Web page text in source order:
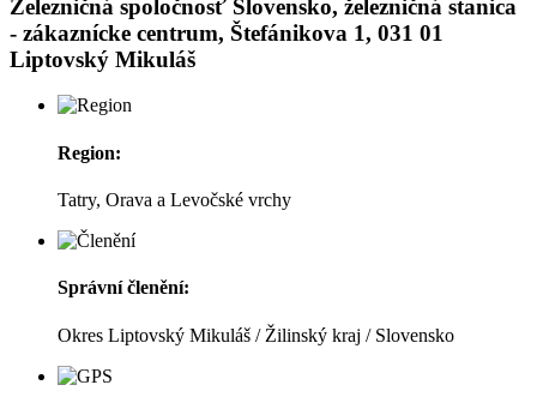
Železničná spoločnosť Slovensko, železničná stanica
- zákaznícke centrum, Štefánikova 1, 031 01
Liptovský Mikuláš
Region:
Tatry, Orava a Levočské vrchy
Správní členění:
Okres Liptovský Mikuláš / Žilinský kraj / Slovensko